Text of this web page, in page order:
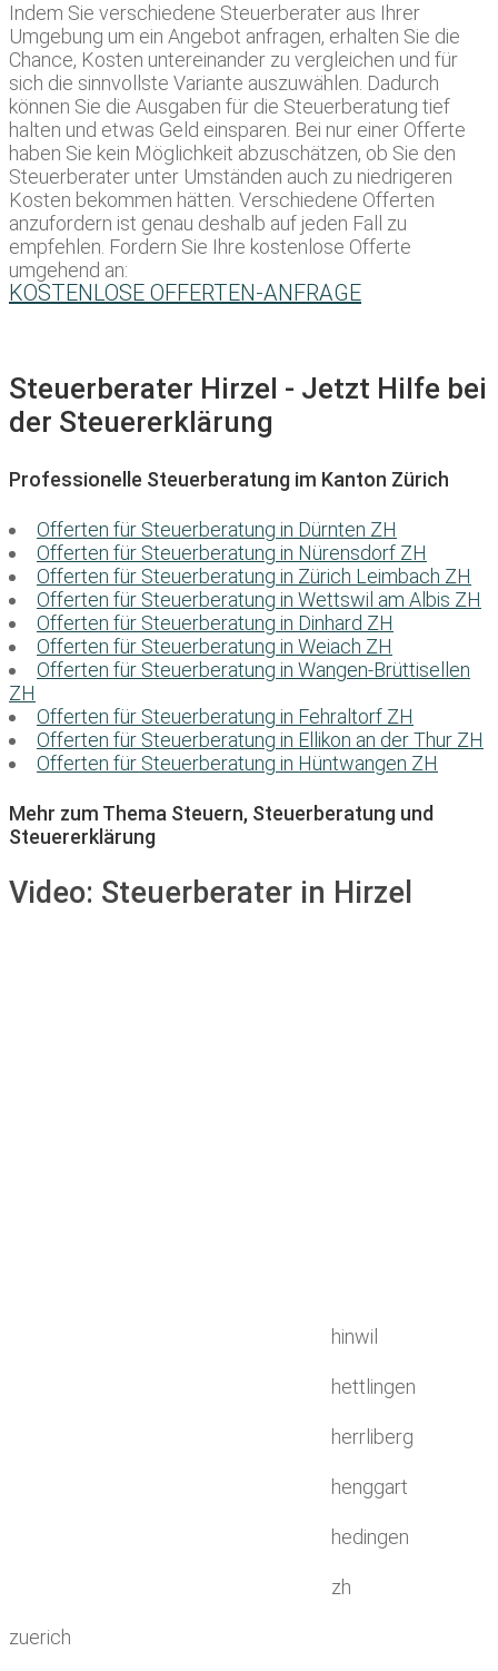
Indem Sie verschiedene Steuerberater aus Ihrer
Umgebung um ein Angebot anfragen, erhalten Sie die
Chance, Kosten untereinander zu vergleichen und für
sich die sinnvollste Variante auszuwählen. Dadurch
können Sie die Ausgaben für die Steuerberatung tief
halten und etwas Geld einsparen. Bei nur einer Offerte
haben Sie kein Möglichkeit abzuschätzen, ob Sie den
Steuerberater unter Umständen auch zu niedrigeren
Kosten bekommen hätten. Verschiedene Offerten
anzufordern ist genau deshalb auf jeden Fall zu
empfehlen. Fordern Sie Ihre kostenlose Offerte
umgehend an:
KOSTENLOSE OFFERTEN-ANFRAGE
Steuerberater Hirzel - Jetzt Hilfe bei
der Steuererklärung
Professionelle Steuerberatung im Kanton Zürich
Offerten für Steuerberatung in Dürnten ZH
Offerten für Steuerberatung in Nürensdorf ZH
Offerten für Steuerberatung in Zürich Leimbach ZH
Offerten für Steuerberatung in Wettswil am Albis ZH
Offerten für Steuerberatung in Dinhard ZH
Offerten für Steuerberatung in Weiach ZH
Offerten für Steuerberatung in Wangen-Brüttisellen
ZH
Offerten für Steuerberatung in Fehraltorf ZH
Offerten für Steuerberatung in Ellikon an der Thur ZH
Offerten für Steuerberatung in Hüntwangen ZH
Mehr zum Thema Steuern, Steuerberatung und
Steuererklärung
Video: Steuerberater in Hirzel
hinwil
hettlingen
herrliberg
henggart
hedingen
zh
zuerich